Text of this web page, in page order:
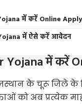
में करें Online Apply
में ऐसे करें आवेेदन
Yojana में करें
के चूरू जिले के
को अब प्रत्येक